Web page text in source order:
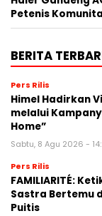
Petenis
BERITA
Pers Rilis
Himel Hadirkan
melalui
Home”
Sabtu, 8 Agu 2026 -
Pers Rilis
FAMILIARITÉ:
Sastra Bertemu
Puitis